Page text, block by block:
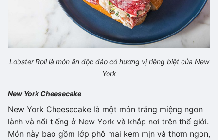
Lobster Roll là món ăn độc đáo có hương vị riêng biệt của New
York
New York Cheesecake
New York Cheesecake là một món tráng miệng ngon
lành và nổi tiếng ở New York và khắp nơi trên thế giới.
Món này bao gồm lớp phô mai kem mịn và thơm ngon,